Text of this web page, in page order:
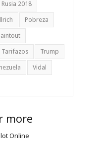
2018
Pobreza
Tarifazos Trump
Vidal
more
Online